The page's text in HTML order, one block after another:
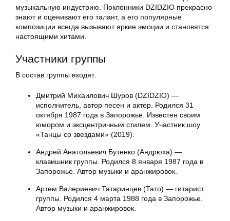
музыкальную индустрию. Поклонники DZIDZIO прекрасно
знают и оценивают его талант, а его популярные
композиции всегда вызывают яркие эмоции и становятся
настоящими хитами.
Участники группы
В состав группы входят:
Дмитрий Михаилович Шуров (DZIDZIO) —
исполнитель, автор песен и актер. Родился 31
октября 1987 года в Запорожье. Известен своим
юмором и эксцентричным стилем. Участник шоу
«Танцы со звездами» (2019).
Андрей Анатольевич Бутенко (Андрюха) —
клавишник группы. Родился 8 января 1987 года в
Запорожье. Автор музыки и аранжировок.
Артем Валериевич Татаринцев (Тато) — гитарист
группы. Родился 4 марта 1988 года в Запорожье.
Автор музыки и аранжировок.